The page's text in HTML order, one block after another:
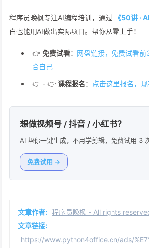
程序员晚枫专注AI编程培训，通过 《50讲 ·
白也能用AI做出实际项目。帮你从零上手！
👉 免费试看： 网盘链接，免费试看
合自己
👉 - 👉 课程报名： 点击这里报名，
想做视频号 / 抖音 / 小红书？
AI 帮你一键生成，不用学剪辑，免费试用 3 次
免费试用 →
文章作者: 程序员晚枫 - All rights
文章链接:
https://www.python4office.cn/ads/